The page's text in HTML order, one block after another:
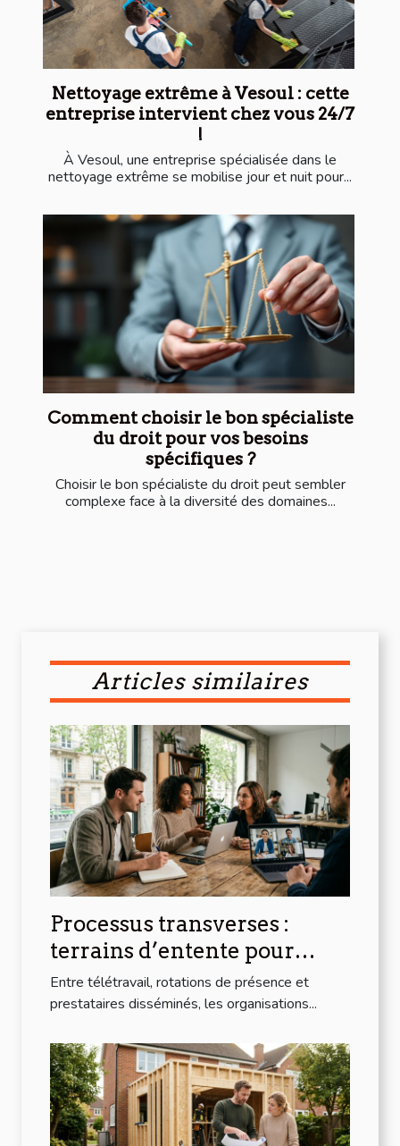
Nettoyage extrême à Vesoul : cette
entreprise intervient chez vous 24/7
!
À Vesoul, une entreprise spécialisée dans le
nettoyage extrême se mobilise jour et nuit pour...
Comment choisir le bon spécialiste
du droit pour vos besoins
spécifiques ?
Choisir le bon spécialiste du droit peut sembler
complexe face à la diversité des domaines...
Articles similaires
Processus transverses :
terrains d’entente pour
équipes hybrides
Entre télétravail, rotations de présence et
prestataires disséminés, les organisations...